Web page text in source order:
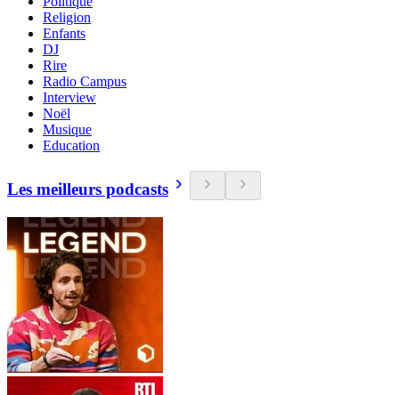
Religion
Enfants
DJ
Rire
Radio Campus
Interview
Noël
Musique
Education
Les meilleurs podcasts